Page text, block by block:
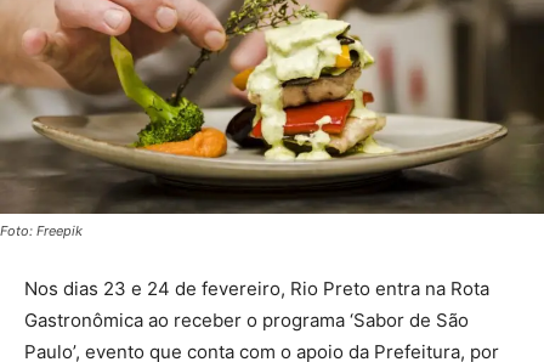
Foto: Freepik
Nos dias 23 e 24 de fevereiro, Rio Preto entra na Rota
Gastronômica ao receber o programa ‘Sabor de São
Paulo’, evento que conta com o apoio da Prefeitura, por